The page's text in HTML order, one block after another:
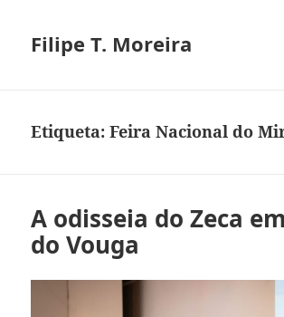
Filipe T. Moreira
Etiqueta:Feira Nacional do
A odisseia do Zeca
do Vouga